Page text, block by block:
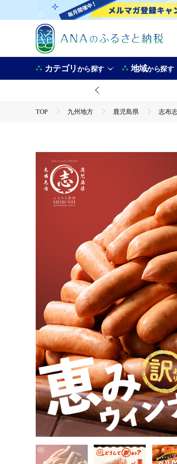
カテゴリから探す 地域から探す
TOP 九州地方 鹿児島県 志布
加工食品
【訳あり・業務用】パリッとジューシー！恵み
TOP
加工食品
【訳あり・業務用】パリッとジューシー！恵み